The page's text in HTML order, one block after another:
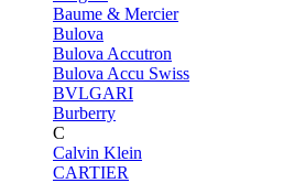
Baume & Mercier
Bulova
Bulova Accutron
Bulova Accu Swiss
BVLGARI
Burberry
C
Calvin Klein
CARTIER